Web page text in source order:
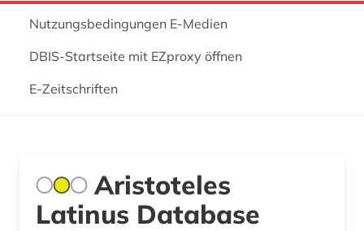
Nutzungsbedingungen E-Medien
DBIS-Startseite mit EZproxy öffnen
E-Zeitschriften
Aristoteles
Latinus Database